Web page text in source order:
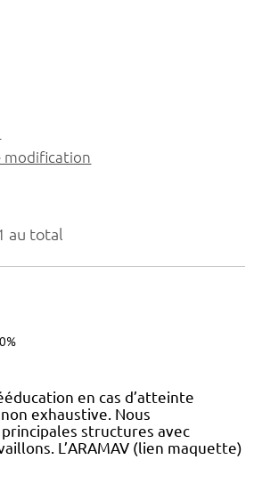
au total
en cas d’atteinte
exhaustive. Nous
structures avec
L’ARAMAV (lien maquette)
modification